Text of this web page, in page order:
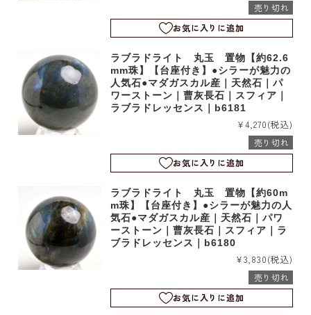
売り切れ
お気に入りに追加
ラブラドライト 丸玉 置物【約62.6
mm珠】【台座付き】●シラーが魅力の
人気石●マダガスカル産｜天然石｜パ
ワーストーン｜曹灰長石｜スフィア｜
ラブラドレッセンス｜b6181
¥4,270(税込)
売り切れ
お気に入りに追加
ラブラドライト 丸玉 置物【約60m
m珠】【台座付き】●シラーが魅力の人
気石●マダガスカル産｜天然石｜パワ
ーストーン｜曹灰長石｜スフィア｜ラ
ブラドレッセンス｜b6180
¥3,830(税込)
売り切れ
お気に入りに追加